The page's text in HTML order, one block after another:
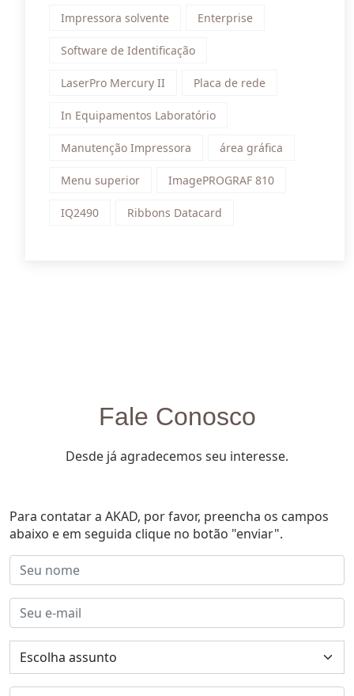
Impressora solvente Enterprise
Software de Identificação
LaserPro Mercury II Placa de rede
In Equipamentos Laboratório
Manutenção Impressora área gráfica
Menu superior ImagePROGRAF 810
IQ2490 Ribbons Datacard
Fale Conosco
Desde já agradecemos seu interesse.
Para contatar a AKAD, por favor, preencha os campos
abaixo e em seguida clique no botão "enviar".